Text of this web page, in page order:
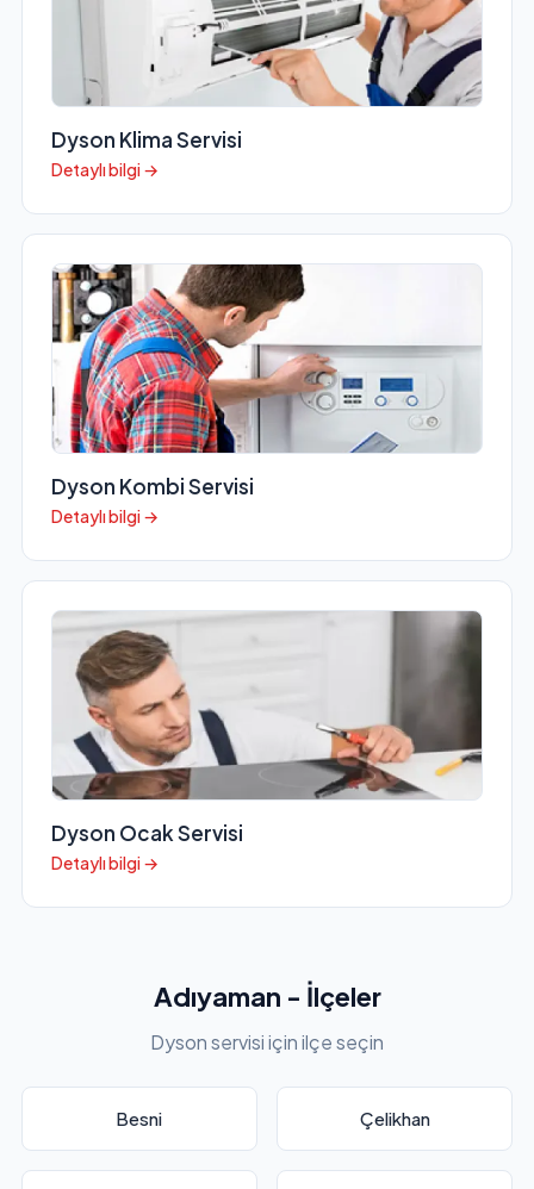
Dyson Klima Servisi
Detaylı bilgi →
Dyson Kombi Servisi
Detaylı bilgi →
Dyson Ocak Servisi
Detaylı bilgi →
Adıyaman - İlçeler
Dyson servisi için ilçe seçin
Besni Çelikhan